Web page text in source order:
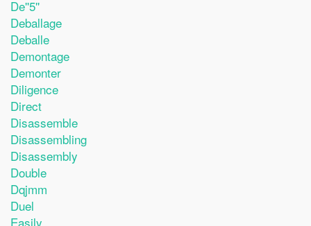
De''5''
Deballage
Deballe
Demontage
Demonter
Diligence
Direct
Disassemble
Disassembling
Disassembly
Double
Dqjmm
Duel
Easily